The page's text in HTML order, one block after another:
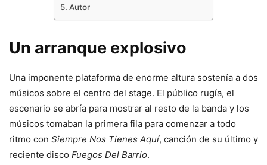
Autor
Un arranque explosivo
Una imponente plataforma de enorme altura sostenía a dos
músicos sobre el centro del stage. El público rugía, el
escenario se abría para mostrar al resto de la banda y los
músicos tomaban la primera fila para comenzar a todo
ritmo con Siempre Nos Tienes Aquí, canción de su último y
reciente disco Fuegos Del Barrio.